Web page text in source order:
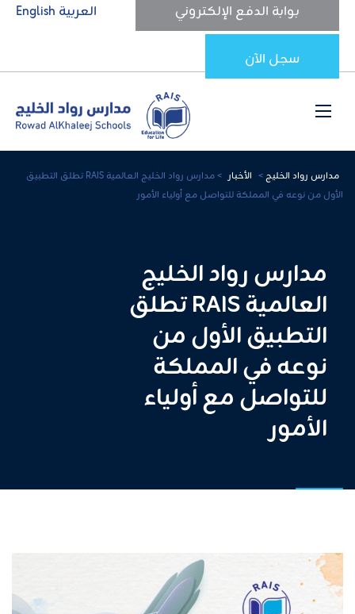
بوابة الدفع الإلكتروني
سجل الآن
العربية English
مدارس رواد الخليج> الأخبار >
مدارس رواد الخليج العالمية RAIS تطلق التطبيق
الأول من نوعه في المملكة للتواصل مع أولياء الأمور
مدارس رواد الخليج
العالمية RAIS تطلق
التطبيق الأول من
نوعه في المملكة
للتواصل مع أولياء
الأمور